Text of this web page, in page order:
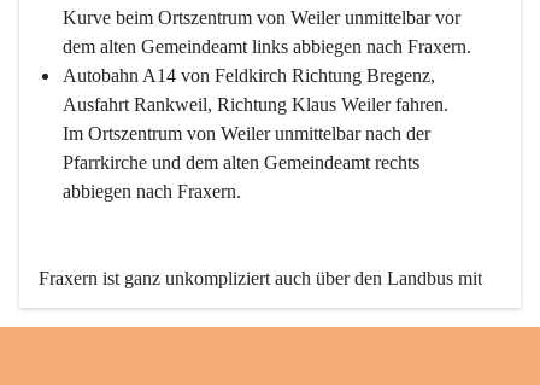
Kurve beim Ortszentrum von Weiler unmittelbar vor
dem alten Gemeindeamt links abbiegen nach Fraxern.
Autobahn A14 von Feldkirch Richtung Bregenz,
Ausfahrt Rankweil, Richtung Klaus Weiler fahren.
Im Ortszentrum von Weiler unmittelbar nach der
Pfarrkirche und dem alten Gemeindeamt rechts
abbiegen nach Fraxern.
Fraxern ist ganz unkompliziert auch über den Landbus mit
den öffentlichen Verkehrsmitteln zu erreichen. Die Linie